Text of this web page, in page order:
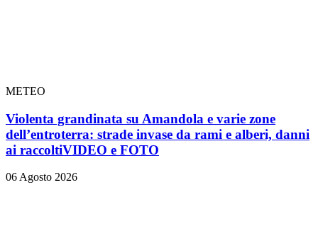
METEO
Violenta grandinata su Amandola e varie zone
dell’entroterra: strade invase da rami e alberi, danni
ai raccoltiVIDEO e FOTO
06 Agosto 2026